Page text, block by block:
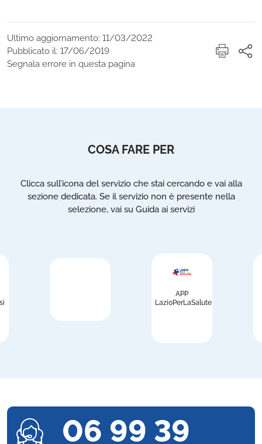
Ultimo aggiornamento: 11/03/2022
Pubblicato il: 17/06/2019
Segnala errore in questa pagina
COSA FARE PER
Clicca sull’icona del servizio che stai cercando e vai alla
sezione dedicata. Se il servizio non è presente nella
selezione, vai su Guida ai servizi
APP
LazioPerLaSalute
06 99 39